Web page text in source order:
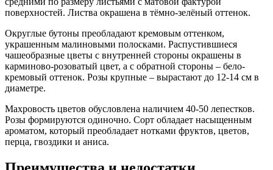
поверхностей. Листва окрашена в тёмно-зелёный оттенок.
Округлые бутоны преобладают кремовым оттенком,
украшенным малиновыми полосками. Распустившиеся
чашеобразные цветы с внутренней стороны окрашены в
карминово-розоватый цвет, а с обратной стороны – бело-
кремовый оттенок. Розы крупные – вырастают до 12-14 см в
диаметре.
Махровость цветов обусловлена наличием 40-50 лепестков.
Розы формируются одиночно. Сорт обладает насыщенным
ароматом, который преобладает нотками фруктов, цветов,
перца, гвоздики и аниса.